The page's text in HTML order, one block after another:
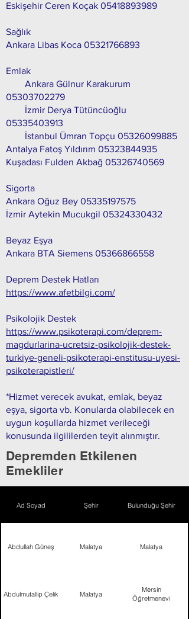
Eskişehir Ceren Koçak 05418893989
Sağlık
Ankara Libas Koca 05321766893
Emlak
Ankara Gülnur Karakurum
05303702279
İzmir Derya Tütüncüoğlu
05335403913
İstanbul Ümran Topçu 05326099885
Antalya Fatoş Yıldırım 05323844935
Kuşadası Fulden Akbağ 05326740569
Sigorta
Ankara Oğuz Bey 05335197575
İzmir Aytekin Mucukgil 05324330432
Beyaz Eşya
Ankara BTA Siemens 05366866558
Deprem Destek Hatları
https://www.afetbilgi.com/
Psikolojik Destek
https://www.psikoterapi.com/deprem-
magdurlarina-ucretsiz-psikolojik-destek-
turkiye-geneli-psikoterapi-enstitusu-uyesi-
psikoterapistleri/
*Hizmet verecek avukat, emlak, beyaz
eşya, sigorta vb. Konularda olabilecek en
uygun koşullarda hizmet verileceği
konusunda ilgililerden teyit alınmıştır.
Depremden Etkilenen
Emekliler
Ad Soyad Şehir Bulunduğu Şehir
Abdullah Güneş Malatya Malatya
Abdulmutallip Çelik Malatya
Mersin
Öğretmenevi